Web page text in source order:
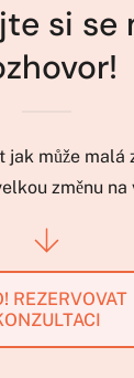
si se
může malá
změnu na
REZERVOVAT